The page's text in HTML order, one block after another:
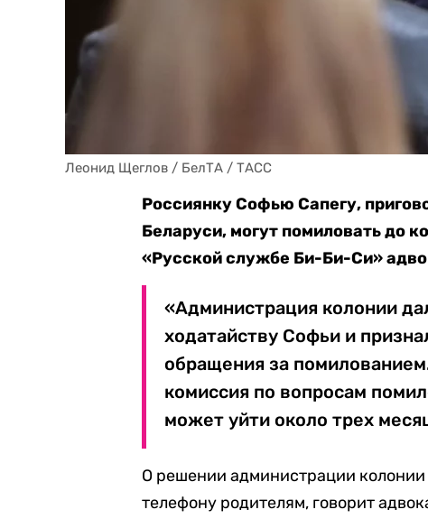
Леонид Щеглов / БелТА / ТАСС
Россиянку Софью Сапегу,
Беларуси, могут помиловать до
«Русской службе Би-Би-Си»
«Администрация колонии
ходатайству Софьи и
обращения за
комиссия по вопросам
может уйти около трех
О решении администрации колонии
телефону родителям, говорит